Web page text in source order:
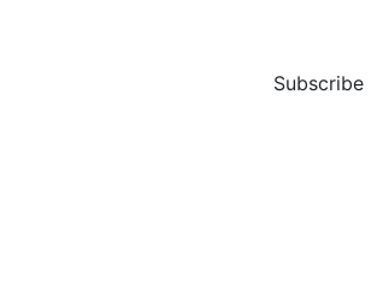
Subscribe